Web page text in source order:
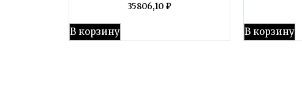
35806,10 ₽
В корзину В корзину